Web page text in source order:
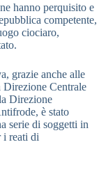
hanno perquisito e
competente,
ciociaro,
grazie anche alle
Direzione Centrale
Direzione
è stato
serie di soggetti in
i reati di